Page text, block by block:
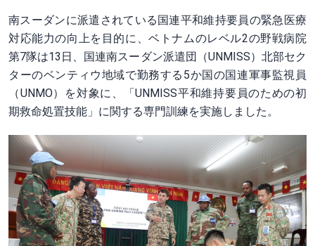
南スーダンに派遣されている国連平和維持要員の緊急医療
対応能力の向上を目的に、ベトナムのレベル2の野戦病院
第7隊は13日、国連南スーダン派遣団（UNMISS）北部セク
ターのベンティウ地域で勤務する5か国の国連軍事監視員
（UNMO）を対象に、「UNMISS平和維持要員のための初
期救命処置技能」に関する専門訓練を実施しました。